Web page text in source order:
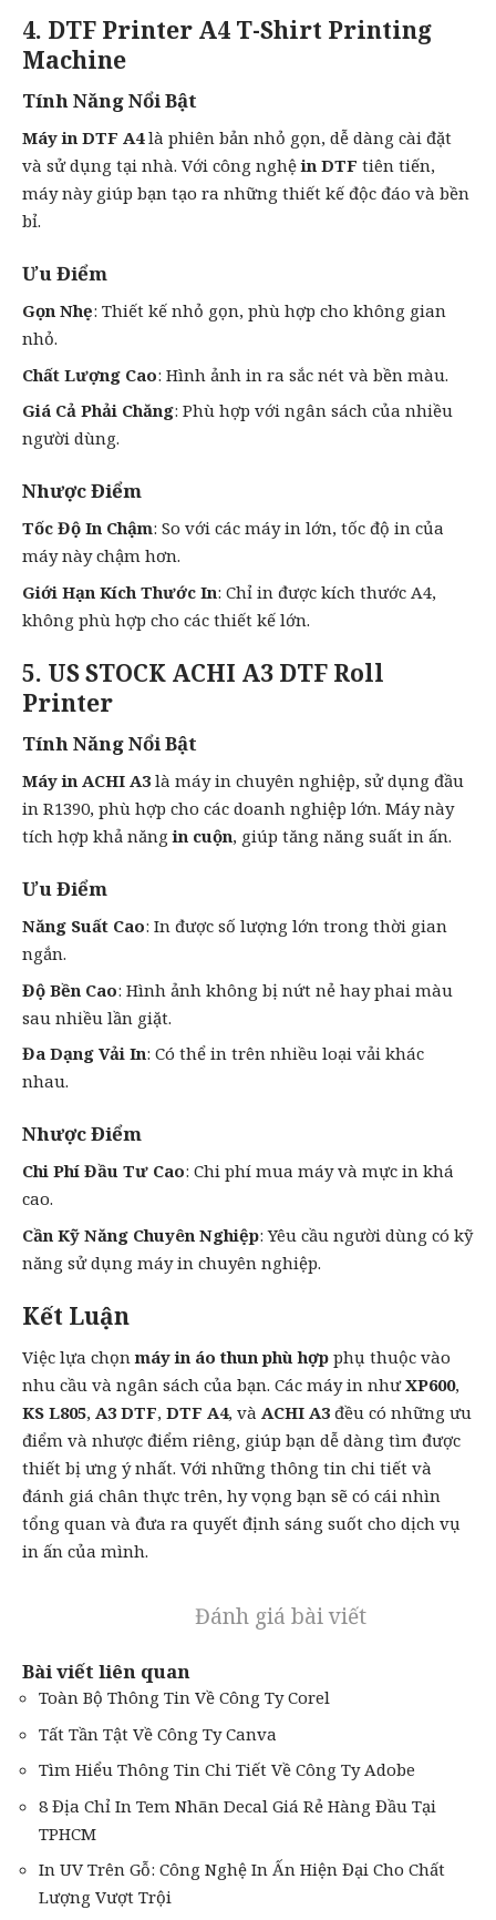
4. DTF Printer A4 T-Shirt Printing
Machine
Tính Năng Nổi Bật
Máy in DTF A4là phiên bản nhỏ gọn, dễ dàng cài đặt
và sử dụng tại nhà. Với công nghệin DTF tiên tiến,
máy này giúp bạn tạo ra những thiết kế độc đáo và bền
bỉ.
Ưu Điểm
Gọn Nhẹ: Thiết kế nhỏ gọn, phù hợp cho không gian
nhỏ.
Chất Lượng Cao: Hình ảnh in ra sắc nét và bền màu.
Giá Cả Phải Chăng: Phù hợp với ngân sách của nhiều
người dùng.
Nhược Điểm
Tốc Độ In Chậm: So với các máy in lớn, tốc độ in của
máy này chậm hơn.
Giới Hạn Kích Thước In: Chỉ in được kích thước A4,
không phù hợp cho các thiết kế lớn.
5. US STOCK ACHI A3 DTF Roll
Printer
Tính Năng Nổi Bật
Máy in ACHI A3 là máy in chuyên nghiệp, sử dụng đầu
in R1390, phù hợp cho các doanh nghiệp lớn. Máy này
tích hợp khả năngin cuộn, giúp tăng năng suất in ấn.
Ưu Điểm
Năng Suất Cao: In được số lượng lớn trong thời gian
ngắn.
Độ Bền Cao: Hình ảnh không bị nứt nẻ hay phai màu
sau nhiều lần giặt.
Đa Dạng Vải In: Có thể in trên nhiều loại vải khác
nhau.
Nhược Điểm
Chi Phí Đầu Tư Cao: Chi phí mua máy và mực in khá
cao.
Cần Kỹ Năng Chuyên Nghiệp: Yêu cầu người dùng có kỹ
năng sử dụng máy in chuyên nghiệp.
Kết Luận
Việc lựa chọnmáy in áo thun phù hợp phụ thuộc vào
nhu cầu và ngân sách của bạn. Các máy in nhưXP600,
KS L805, A3 DTF, DTF A4, và ACHI A3 đều có những ưu
điểm và nhược điểm riêng, giúp bạn dễ dàng tìm được
thiết bị ưng ý nhất. Với những thông tin chi tiết và
đánh giá chân thực trên, hy vọng bạn sẽ có cái nhìn
tổng quan và đưa ra quyết định sáng suốt cho dịch vụ
in ấn của mình.
Đánh giá bài viết
Bài viết liên quan
Toàn Bộ Thông Tin Về Công Ty Corel
Tất Tần Tật Về Công Ty Canva
Tìm Hiểu Thông Tin Chi Tiết Về Công Ty Adobe
8 Địa Chỉ In Tem Nhãn Decal Giá Rẻ Hàng Đầu Tại
TPHCM
In UV Trên Gỗ: Công Nghệ In Ấn Hiện Đại Cho Chất
Lượng Vượt Trội